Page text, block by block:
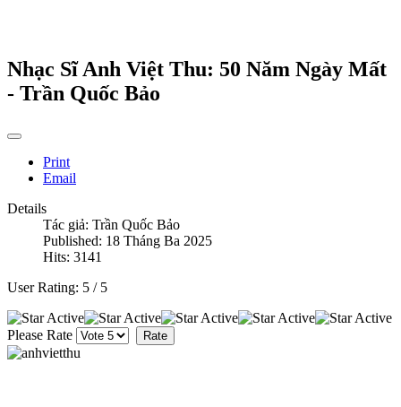
Nhạc Sĩ Anh Việt Thu: 50 Năm Ngày Mất
- Trần Quốc Bảo
Print
Email
Details
Tác giả: Trần Quốc Bảo
Published: 18 Tháng Ba 2025
Hits: 3141
User Rating: 5 / 5
Please Rate